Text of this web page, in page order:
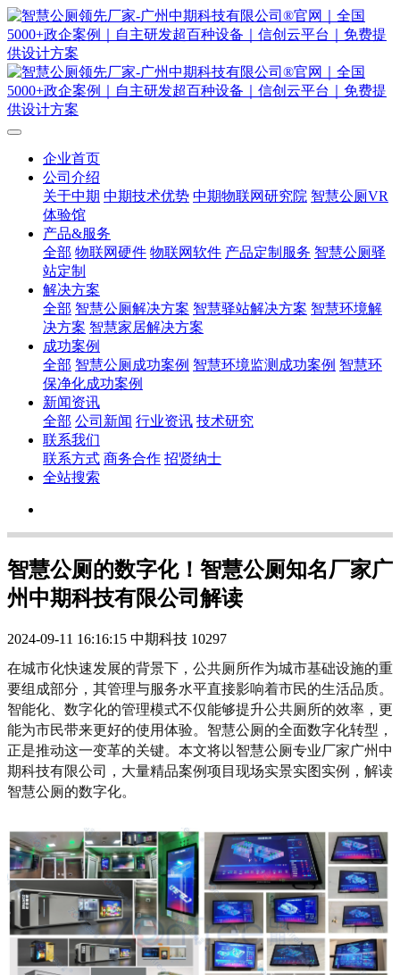
企业首页
公司介绍
关于中期 中期技术优势 中期物联网研究院 智慧公厕VR
体验馆
产品&服务
全部 物联网硬件 物联网软件 产品定制服务 智慧公厕驿
站定制
解决方案
全部 智慧公厕解决方案 智慧驿站解决方案 智慧环境解
决方案 智慧家居解决方案
成功案例
全部 智慧公厕成功案例 智慧环境监测成功案例 智慧环
保净化成功案例
新闻资讯
全部 公司新闻 行业资讯 技术研究
联系我们
联系方式 商务合作 招贤纳士
全站搜索
智慧公厕的数字化！智慧公厕知名厂家广
州中期科技有限公司解读
2024-09-11 16:16:15 中期科技 10297
在城市化快速发展的背景下，公共厕所作为城市基础设施的重
要组成部分，其管理与服务水平直接影响着市民的生活品质。
智能化、数字化的管理模式不仅能够提升公共厕所的效率，更
能为市民带来更好的使用体验。智慧公厕的全面数字化转型，
正是推动这一变革的关键。本文将以智慧公厕专业厂家广州中
期科技有限公司，大量精品案例项目现场实景实图实例，解读
智慧公厕的数字化。